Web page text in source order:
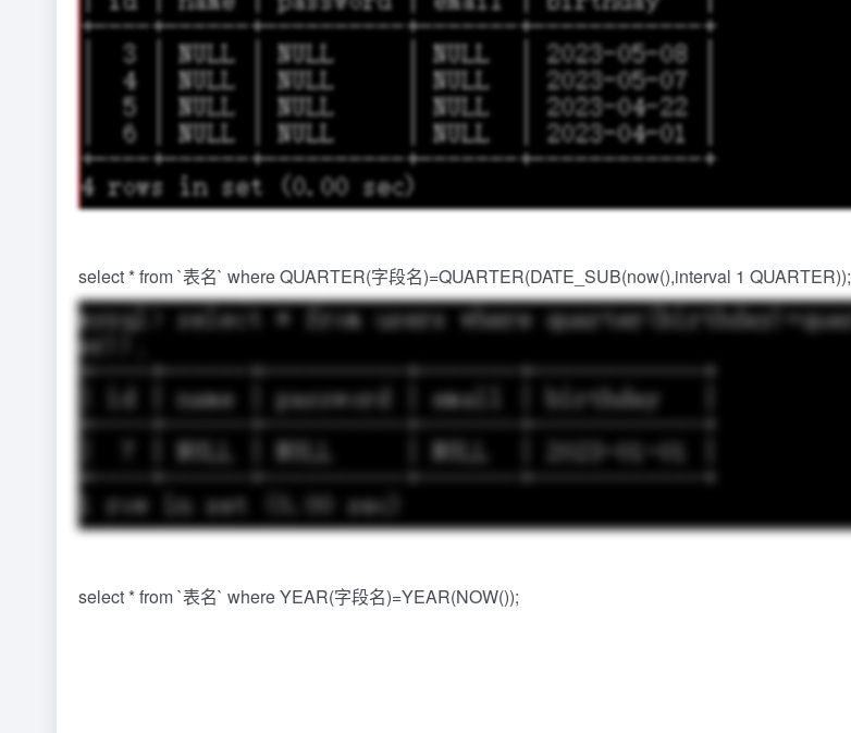
select * from `表名` where QUARTER(字段名)=QUARTER(DATE_SUB(now(),interval 1 QUARTER));
select * from `表名` where YEAR(字段名)=YEAR(NOW());